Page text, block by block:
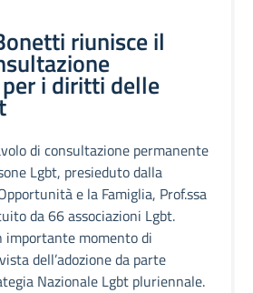
riunisce il
i diritti delle
di consultazione permanente
Lgbt, presieduto dalla
e la Famiglia, Prof.ssa
da 66 associazioni Lgbt.
importante momento di
dell’adozione da parte
Nazionale Lgbt pluriennale.